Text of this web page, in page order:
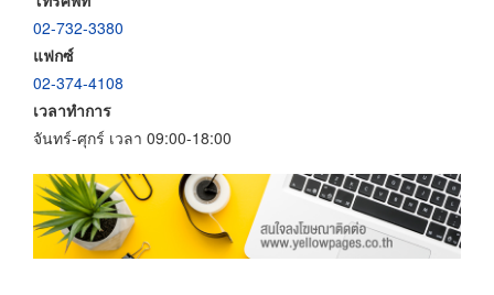
02-732-3380
แฟกซ์
02-374-4108
เวลาทำการ
จันทร์-ศุกร์ เวลา 09:00-18:00